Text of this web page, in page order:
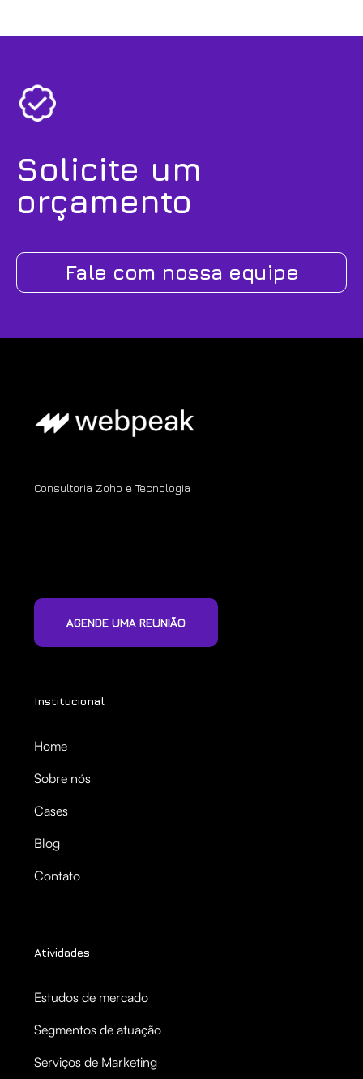
Solicite um
orçamento
Fale com nossa equipe
Consultoria Zoho e Tecnologia
AGENDE UMA REUNIÃO
Institucional
Home
Sobre nós
Cases
Blog
Contato
Atividades
Estudos de mercado
Segmentos de atuação
Serviços de Marketing